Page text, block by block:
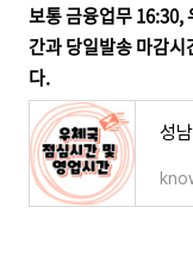
보통 금융업무 16:30,
간과 당일발송 마감
다.
성